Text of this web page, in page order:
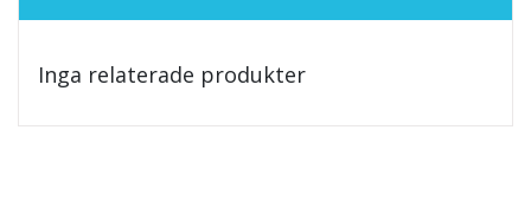
Inga relaterade produkter